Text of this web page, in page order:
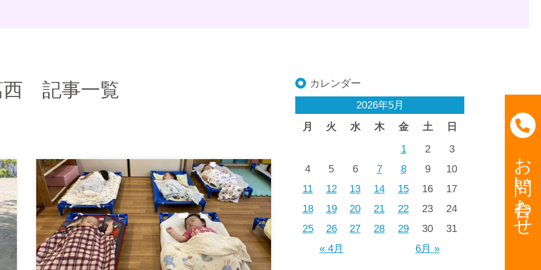
西 記事一覧
カレンダー
2026年5月
月
火 水 木 金 土 日
« 4月 6月 »
1 2
3
4
5 6 7 8 9
10
11
12 13 14 15 16
17
18
19 20 21 22 23
24
25
26 27 28 29 30 31
お問い合わせ